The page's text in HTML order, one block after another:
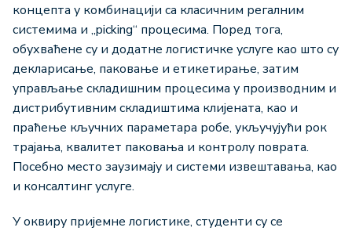
концепта у комбинацији са класичним регалним
системима и „picking“ процесима. Поред тога,
обухваћене су и додатне логистичке услуге као што су
декларисање, паковање и етикетирање, затим
управљање складишним процесима у производним и
дистрибутивним складиштима клијената, као и
праћење кључних параметара робе, укључујући рок
трајања, квалитет паковања и контролу поврата.
Посебно место заузимају и системи извештавања, као
и консалтинг услуге.
У оквиру пријемне логистике, студенти су се